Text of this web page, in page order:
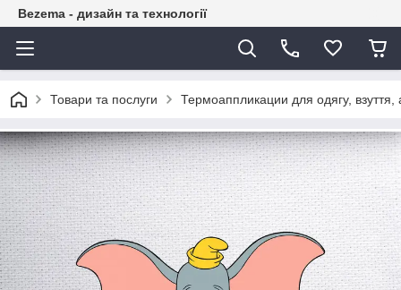
Bezema - дизайн та технології
Товари та послуги Термоаппликации для одягу, взуття,